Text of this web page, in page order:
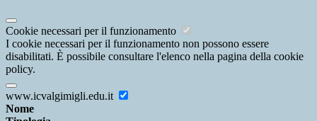
Cookie necessari per il funzionamento
I cookie necessari per il funzionamento non possono essere
disabilitati. È possibile consultare l'elenco nella pagina della cookie
policy.
www.icvalgimigli.edu.it
Nome